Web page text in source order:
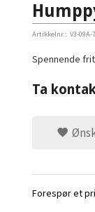
Artikkelnr.: V3-09A-
Spennende
Ta
Forespør et